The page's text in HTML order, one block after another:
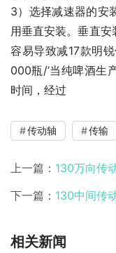
3）选择减速器的安
用垂直安装。垂直
容易导致减17款明
000瓶/’当纯啤酒生
时间，经过
传动轴 传输
上一篇： 130万向传
下一篇： 130中间传
相关新闻